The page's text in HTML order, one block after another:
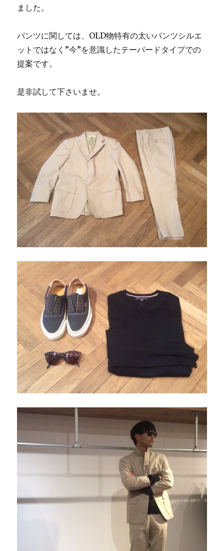
ました。
パンツに関しては、OLD物特有の太いパンツシルエ
ットではなく”今”を意識したテーパードタイプでの
提案です。
是非試して下さいませ。